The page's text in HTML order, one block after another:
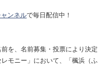
ンネルで毎日配信中！
を、名前募集・投票により決定
モニー」において、「楓浜（ふ